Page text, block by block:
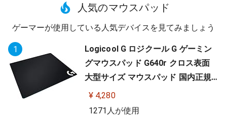
人気のマウスパッド
ゲーマーが使用している人気デバイスを見てみましょう
1
Logicool G ロジクール G ゲーミン
グマウスパッド G640r クロス表面
大型サイズ マウスパッド 国内正規
品
¥ 4,280
1271人が使用